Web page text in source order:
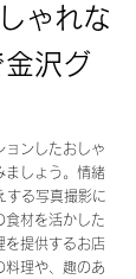
ゃれな
沢グ
ョンしたおしゃ
ましょう。情緒
する写真撮影に
食材を活かした
を提供するお店
料理や、趣のあ